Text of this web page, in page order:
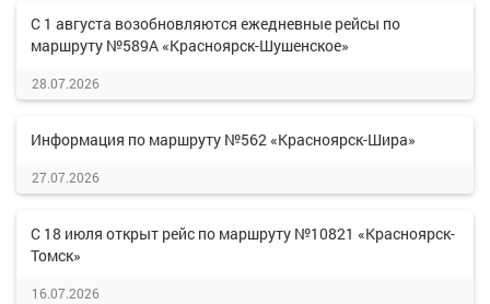
С 1 августа возобновляются ежедневные рейсы по
маршруту №589А «Красноярск-Шушенское»
28.07.2026
Информация по маршруту №562 «Красноярск-Шира»
27.07.2026
С 18 июля открыт рейс по маршруту №10821 «Красноярск-
Томск»
16.07.2026